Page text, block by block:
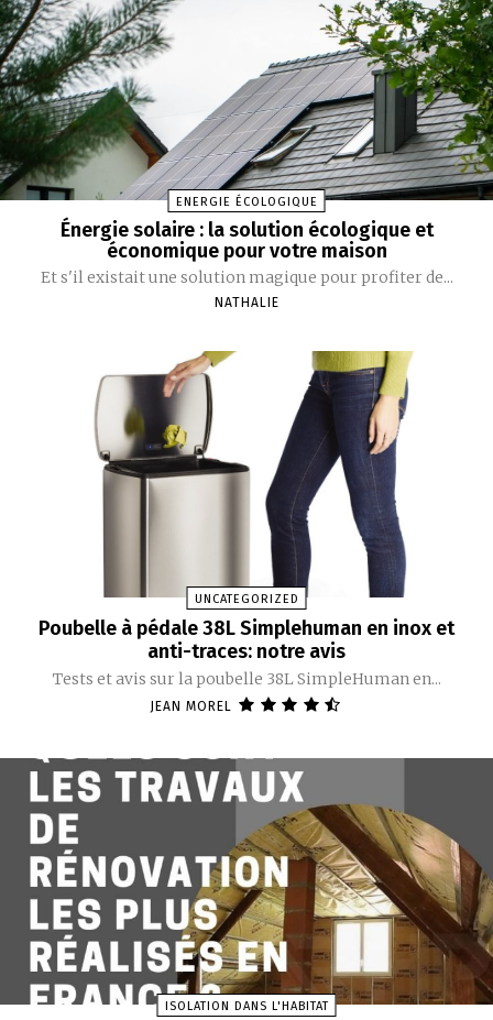
ENERGIE ÉCOLOGIQUE
Énergie solaire : la solution écologique et
économique pour votre maison
Et s'il existait une solution magique pour profiter de...
NATHALIE
UNCATEGORIZED
Poubelle à pédale 38L Simplehuman en inox et
anti-traces: notre avis
Tests et avis sur la poubelle 38L SimpleHuman en...
JEAN MOREL
ISOLATION DANS L'HABITAT